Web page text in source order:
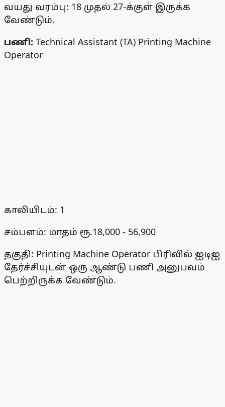
வயது வரம்பு: 18 முதல் 27-க்குள் இருக்க
வேண்டும்.
பணி: Technical Assistant (TA) Printing Machine
Operator
காலியிடம்: 1
சம்பளம்: மாதம் ரூ.18,000 - 56,900
தகுதி: Printing Machine Operator பிரிவில் ஐடிஐ
தேர்ச்சியுடன் ஒரு ஆண்டு பணி அனுபவம்
பெற்றிருக்க வேண்டும்.